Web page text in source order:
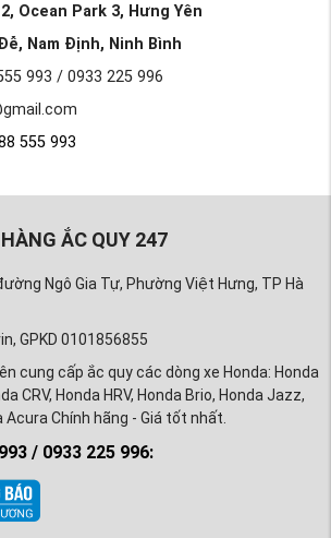
Ocean Park 3, Hưng Yên
Nam Định, Ninh Bình
993 / 0933 225 996
555 993
ẮC QUY 247
Ngô Gia Tự, Phường Việt Hưng, TP Hà
GPKD 0101856855
cung cấp ắc quy các dòng xe Honda: Honda
CRV, Honda HRV, Honda Brio, Honda Jazz,
Acura Chính hãng - Giá tốt nhất.
/ 0933 225 996: